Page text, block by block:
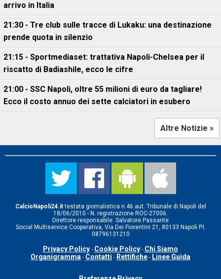
arrivo in Italia
21:30 - Tre club sulle tracce di Lukaku: una destinazione
prende quota in silenzio
21:15 - Sportmediaset: trattativa Napoli-Chelsea per il
riscatto di Badiashile, ecco le cifre
21:00 - SSC Napoli, oltre 55 milioni di euro da tagliare!
Ecco il costo annuo dei sette calciatori in esubero
Altre Notizie »
CalcioNapoli24.ittestata giornalistica n.46 aut. Tribunale di Napoli del
18/06/2010 - N. registrazione ROC-27006.
Direttore responsabile: Salvatore Passante
Social Multiservice Cooperativa, Via Dei Fiorentini 21, 80133 Napoli P.I.
08796131210
Privacy Policy - Cookie Policy - Chi Siamo
Organigramma - Contatti - Rettifiche - Linee Guida